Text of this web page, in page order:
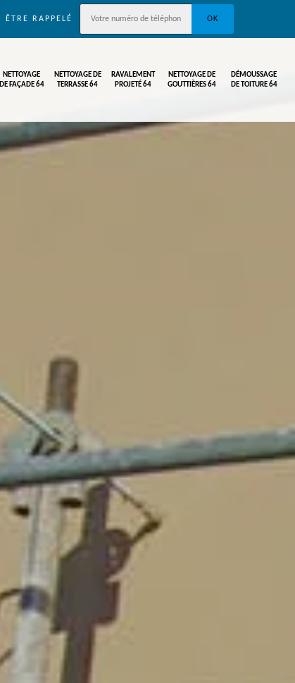
ÊTRE RAPPELÉ
NETTOYAGE
DE FAÇADE 64
NETTOYAGE DE
TERRASSE 64
RAVALEMENT
PROJETÉ 64
NETTOYAGE DE
GOUTTIÈRES 64
DÉMOUSSAGE
DE TOITURE 64